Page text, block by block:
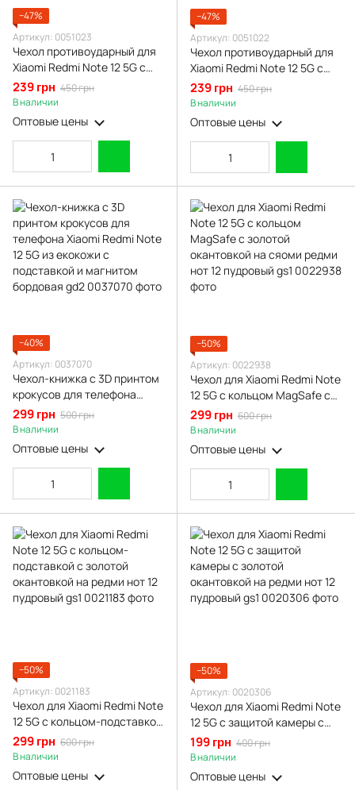
−47%
Артикул: 0051023
Чехол противоударный для
Xiaomi Redmi Note 12 5G с
магнитной пластиной со
шторкой на камере красный
239 грн 450 грн
В наличии
Оптовые цены
−47%
Артикул: 0051022
Чехол противоударный для
Xiaomi Redmi Note 12 5G с
магнитной пластиной со
шторкой на камере зеленый
239 грн 450 грн
В наличии
Оптовые цены
−40%
Артикул: 0037070
Чехол-книжка с 3D принтом
крокусов для телефона
Xiaomi Redmi Note 12 5G из
екокожи с подставкой и
магнитом бордовая gd2
299 грн 500 грн
В наличии
Оптовые цены
−50%
Артикул: 0022938
Чехол для Xiaomi Redmi Note
12 5G с кольцом MagSafe с
золотой окантовкой на
сяоми редми нот 12
пудровый gs1
299 грн 600 грн
В наличии
Оптовые цены
−50%
Артикул: 0021183
Чехол для Xiaomi Redmi Note
12 5G с кольцом-подставкой
с золотой окантовкой на
редми нот 12 пудровый gs1
299 грн 600 грн
В наличии
Оптовые цены
−50%
Артикул: 0020306
Чехол для Xiaomi Redmi Note
12 5G с защитой камеры с
золотой окантовкой на
редми нот 12 пудровый gs1
199 грн 400 грн
В наличии
Оптовые цены